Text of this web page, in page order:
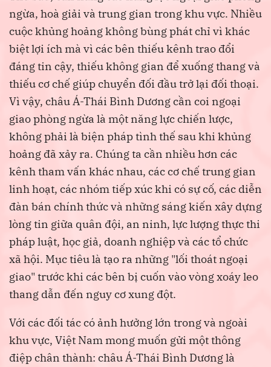
ngừa, hoà giải và trung gian trong khu vực. Nhiều
cuộc khủng hoảng không bùng phát chỉ vì khác
biệt lợi ích mà vì các bên thiếu kênh trao đổi
đáng tin cậy, thiếu không gian để xuống thang và
thiếu cơ chế giúp chuyển đối đầu trở lại đối thoại.
Vì vậy, châu Á-Thái Bình Dương cần coi ngoại
giao phòng ngừa là một năng lực chiến lược,
không phải là biện pháp tình thế sau khi khủng
hoảng đã xảy ra. Chúng ta cần nhiều hơn các
kênh tham vấn khác nhau, các cơ chế trung gian
linh hoạt, các nhóm tiếp xúc khi có sự cố, các diễn
đàn bán chính thức và những sáng kiến xây dựng
lòng tin giữa quân đội, an ninh, lực lượng thực thi
pháp luật, học giả, doanh nghiệp và các tổ chức
xã hội. Mục tiêu là tạo ra những "lối thoát ngoại
giao" trước khi các bên bị cuốn vào vòng xoáy leo
thang dẫn đến nguy cơ xung đột.
Với các đối tác có ảnh hưởng lớn trong và ngoài
khu vực, Việt Nam mong muốn gửi một thông
điệp chân thành: châu Á-Thái Bình Dương là